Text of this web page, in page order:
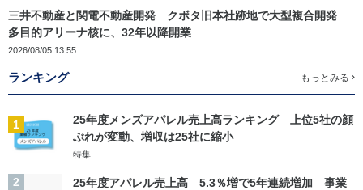
三井不動産と関電不動産開発 クボタ旧本社跡地で大型複合開発
多目的アリーナ核に、32年以降開業
2026/08/05 13:55
ランキング もっとみる
1
25年度メンズアパレル売上高ランキング 上位5社の顔
ぶれが変動、増収は25社に縮小
特集
2
25年度アパレル売上高 5.3％増で5年連続増加 事業